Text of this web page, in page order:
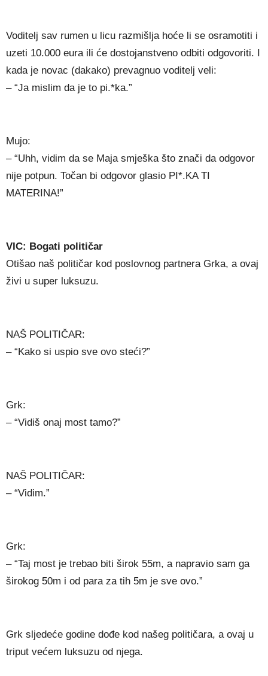
Voditelj sav rumen u licu razmišlja hoće li se osramotiti i
uzeti 10.000 eura ili će dostojanstveno odbiti odgovoriti. I
kada je novac (dakako) prevagnuo voditelj veli:
– “Ja mislim da je to pi.*ka.”
Mujo:
– “Uhh, vidim da se Maja smješka što znači da odgovor
nije potpun. Točan bi odgovor glasio PI*.KA TI
MATERINA!”
VIC: Bogati političar
Otišao naš političar kod poslovnog partnera Grka, a ovaj
živi u super luksuzu.
NAŠ POLITIČAR:
– “Kako si uspio sve ovo steći?”
Grk:
– “Vidiš onaj most tamo?”
NAŠ POLITIČAR:
– “Vidim.”
Grk:
– “Taj most je trebao biti širok 55m, a napravio sam ga
širokog 50m i od para za tih 5m je sve ovo.”
Grk sljedeće godine dođe kod našeg političara, a ovaj u
triput većem luksuzu od njega.